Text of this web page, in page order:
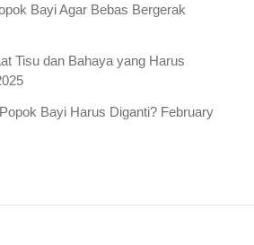
Bayi Agar Bebas Bergerak
Tisu dan Bahaya yang Harus
Bayi Harus Diganti? February